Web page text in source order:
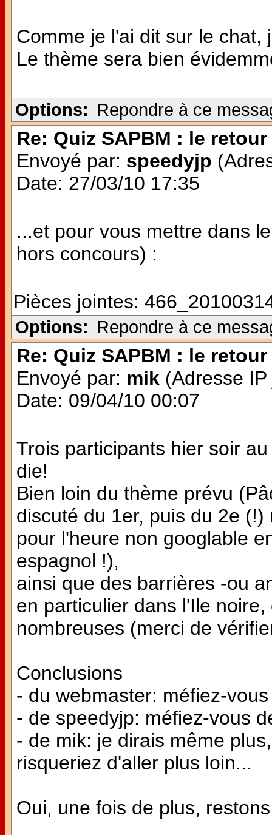
Comme je l'ai dit sur le chat,
Le thème sera bien
Options: Repondre à ce
Re: Quiz SAPBM : le retour
Envoyé par: speedyjp
Date: 27/03/10 17:35
...et pour vous mettre dans
hors concours) :
Pièces jointes:
Options: Repondre à ce
Re: Quiz SAPBM : le retour
Envoyé par: mik (Adresse
Date: 09/04/10 00:07
Trois participants hier soir
die!
Bien loin du thème prévu
discuté du 1er, puis du 2e
pour l'heure non googlable
espagnol !),
ainsi que des barrières -ou
en particulier dans l'Ile
nombreuses (merci de
Conclusions
- du webmaster: méfiez-
- de speedyjp: méfiez-vous
- de mik: je dirais même
risqueriez d'aller plus loin...
Oui, une fois de plus,